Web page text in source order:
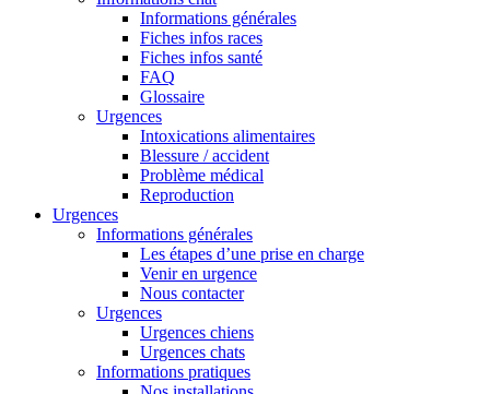
Informations générales
Fiches infos races
Fiches infos santé
FAQ
Glossaire
Urgences
Intoxications alimentaires
Blessure / accident
Problème médical
Reproduction
Urgences
Informations générales
Les étapes d’une prise en charge
Venir en urgence
Nous contacter
Urgences
Urgences chiens
Urgences chats
Informations pratiques